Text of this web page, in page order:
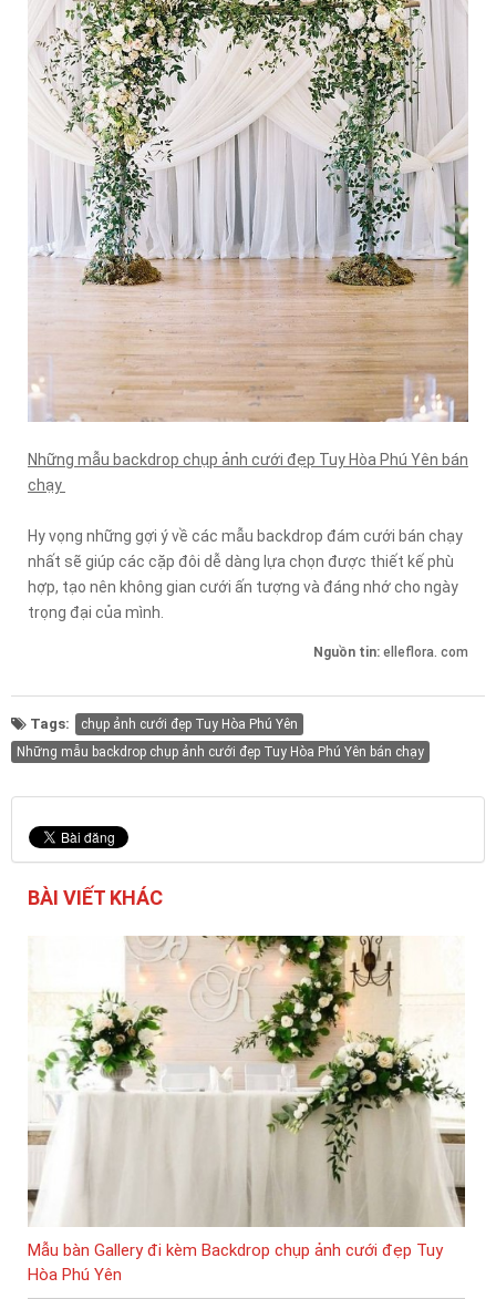
Những mẫu backdrop chụp ảnh cưới đẹp Tuy Hòa Phú Yên bán
chạy
Hy vọng những gợi ý về các mẫu backdrop đám cưới bán chạy
nhất sẽ giúp các cặp đôi dễ dàng lựa chọn được thiết kế phù
hợp, tạo nên không gian cưới ấn tượng và đáng nhớ cho ngày
trọng đại của mình.
Nguồn tin: elleflora. com
Tags:
chụp ảnh cưới đẹp Tuy Hòa Phú Yên
Những mẫu backdrop chụp ảnh cưới đẹp Tuy Hòa Phú Yên bán chạy
BÀI VIẾT KHÁC
Mẫu bàn Gallery đi kèm Backdrop chụp ảnh cưới đẹp Tuy
Hòa Phú Yên